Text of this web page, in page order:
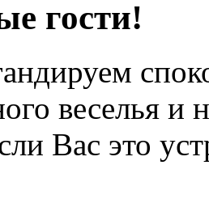
гости!
веселья и
Вас это